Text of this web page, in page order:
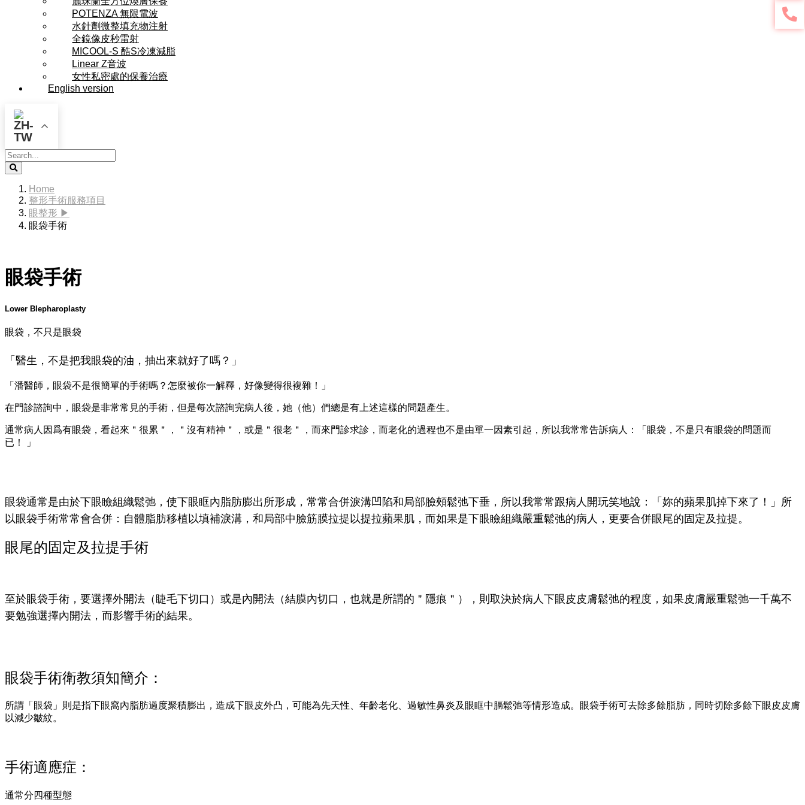
POTENZA 無限電波
水針劑微整填充物注射
全鏡像皮秒雷射
MICOOL-S 酷S冷凍減脂
Linear Z音波
女性私密處的保養治療
English version
Search
Home
整形手術服務項目
眼整形 ▶
眼袋手術
眼袋手術
Lower Blepharoplasty
眼袋，不只是眼袋
「醫生，不是把我眼袋的油，抽出來就好了嗎？」
「潘醫師，眼袋不是很簡單的手術嗎？怎麼被你一解釋，好像變得很複雜！」
在門診諮詢中，眼袋是非常常見的手術，但是每次諮詢完病人後，她（他）們總是有上述這樣的問題產生。
通常病人因爲有眼袋，看起來 ＂ 很累＂，＂沒有精神 ＂ ，或是＂很老 ＂
，而來門診求診，而老化的過程也不是由單一因素引起，所以我常常告訴病人：「眼袋，不是只有眼袋的問題而
已！ 」
眼袋通常是由於下眼瞼組織鬆弛，使下眼眶內脂肪膨出所形成，常常合併淚溝凹陷和局部臉頰鬆弛下垂，所以我常常跟病人開玩笑地說：「妳的蘋果肌掉下來了！」所
以眼袋手術常常會合併： 自體脂肪移植以填補淚溝，和局部中臉筋膜拉提以提拉蘋果肌，而如果是下眼瞼組織嚴重鬆弛的病人，更要合併眼尾的固定及拉提。
眼尾的固定及拉提手術
至於眼袋手術，要選擇外開法（睫毛下切口）或是內開法（結膜內切口，也就是所謂的＂隱痕＂），則取決於病人下眼皮皮膚鬆弛的程度，如果皮膚嚴重鬆弛一千萬不
要勉強選擇內開法，而影響手術的結果。
眼袋手術衛教須知簡介：
所謂「眼袋」則是指下眼窩內脂肪過度聚積膨出，造成下眼皮外凸，可能為先天性、年齡老化、過敏性鼻炎及眼眶中膈鬆弛等情形造成。眼袋手術可去除多餘脂肪，同時切除多餘下眼皮皮膚
以減少皺紋。
手術適應症：
通常分四種型態